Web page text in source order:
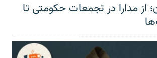
از مدارا در تجمعات حکومتی تا